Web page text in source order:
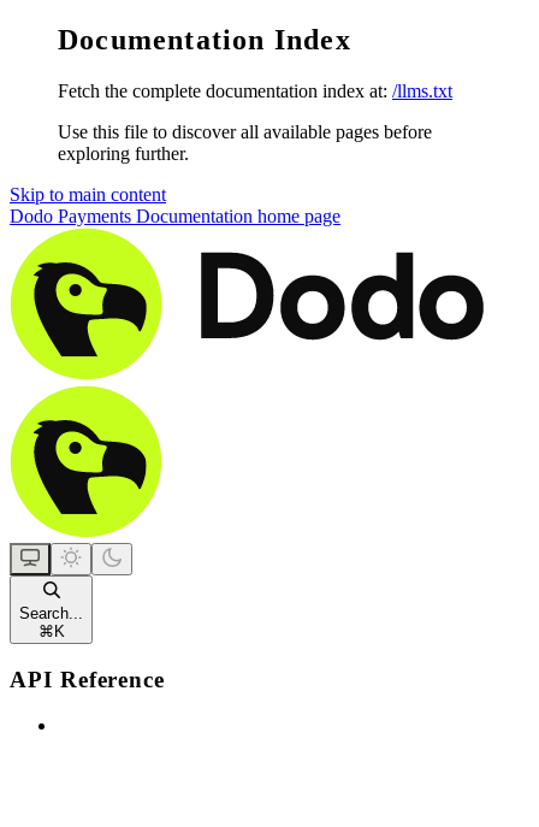
Documentation Index
Fetch the complete documentation index at: /llms.txt
Use this file to discover all available pages before
exploring further.
Skip to main content
Dodo Payments Documentation home page
Search...
⌘ K
API Reference